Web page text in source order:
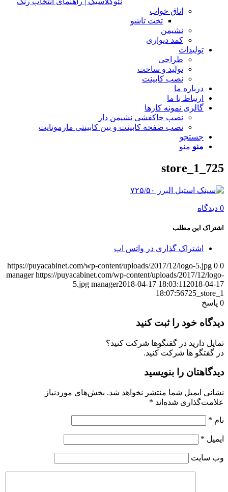
اتاق خواب
تخت تاشو
نشیمن
کمد دیواری
تولیدات
طراحی
تولید و ساخت
نصب کابینت
درباره ما
ارتباط با ما
گالری نمونه کارها
نصب جاکفشی نشیمن دار
نصب صفحه کابینت و بین کابینتی مارمونایت
جستجو
منو منو
725_store_1
0 دیدگاه
اشتراک این مطلب
اشتراک گذاری در واتس اپ
https://puyacabinet.com/wp-content/uploads/2017/12/logo-5.jpg 0 0
manager https://puyacabinet.com/wp-content/uploads/2017/12/logo-
5.jpg manager2018-04-17 18:03:11 2018-04-17
18:07:56725_store_1
0 پاسخ
دیدگاه خود را ثبت کنید
تمایل دارید در گفتگوها شرکت کنید؟
در گفتگو ها شرکت کنید.
دیدگاهتان را بنویسید
نشانی ایمیل شما منتشر نخواهد شد. بخش‌های موردنیاز
علامت‌گذاری شده‌اند *
نام *
ایمیل *
وب‌ سایت